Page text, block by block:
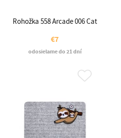
Rohožka 558 Arcade 006 Cat
€7
odosielame do 21 dní